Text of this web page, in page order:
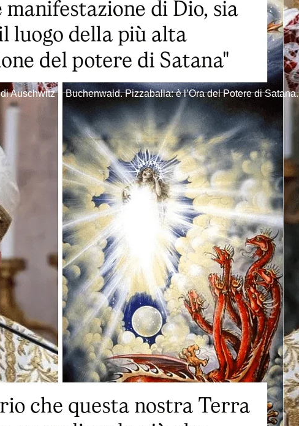
Auschwitz e Buchenwald. Pizzaballa: è l’Ora del Potere di Satana.